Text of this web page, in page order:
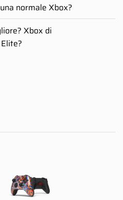
normale Xbox?
Xbox di